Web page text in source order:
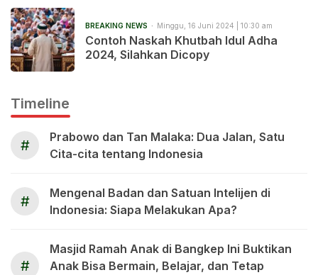
BREAKING NEWS Minggu, 16 Juni 2024 | 10:30 am
Contoh Naskah Khutbah Idul Adha
2024, Silahkan Dicopy
Timeline
#
Prabowo dan Tan Malaka: Dua Jalan, Satu
Cita-cita tentang Indonesia
#
Mengenal Badan dan Satuan Intelijen di
Indonesia: Siapa Melakukan Apa?
#
Masjid Ramah Anak di Bangkep Ini Buktikan
Anak Bisa Bermain, Belajar, dan Tetap